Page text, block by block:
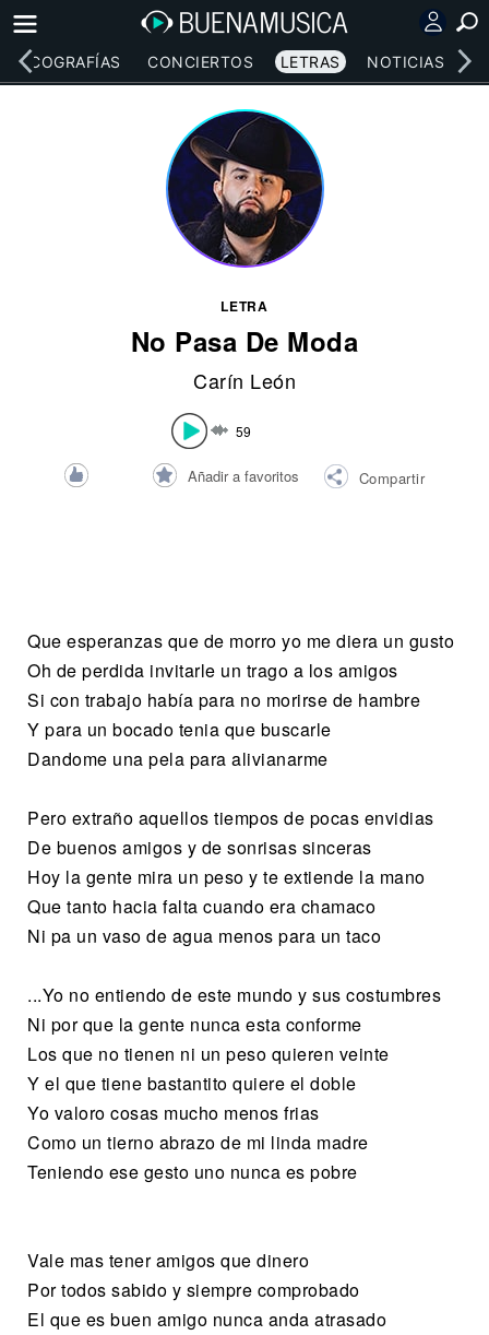
DISCOGRAFÍAS CONCIERTOS LETRAS NOTICIAS
LETRA
No Pasa De Moda
Carín León
59
Añadir a favoritos Compartir
Que esperanzas que de morro yo me diera un gusto
Oh de perdida invitarle un trago a los amigos
Si con trabajo había para no morirse de hambre
Y para un bocado tenia que buscarle
Dandome una pela para alivianarme
Pero extraño aquellos tiempos de pocas envidias
De buenos amigos y de sonrisas sinceras
Hoy la gente mira un peso y te extiende la mano
Que tanto hacia falta cuando era chamaco
Ni pa un vaso de agua menos para un taco
...Yo no entiendo de este mundo y sus costumbres
Ni por que la gente nunca esta conforme
Los que no tienen ni un peso quieren veinte
Y el que tiene bastantito quiere el doble
Yo valoro cosas mucho menos frias
Como un tierno abrazo de mi linda madre
Teniendo ese gesto uno nunca es pobre
Vale mas tener amigos que dinero
Por todos sabido y siempre comprobado
El que es buen amigo nunca anda atrasado